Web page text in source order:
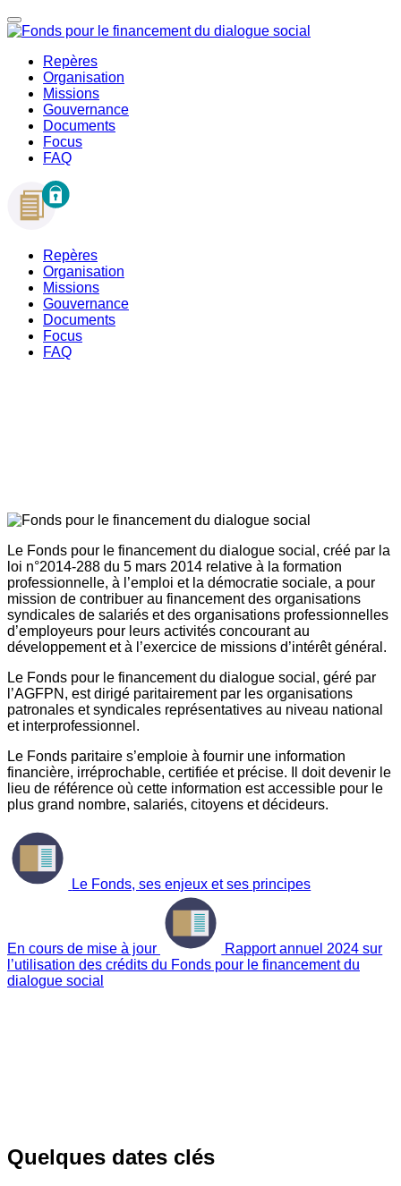
Repères
Organisation
Missions
Gouvernance
Documents
Focus
FAQ
Repères
Organisation
Missions
Gouvernance
Documents
Focus
FAQ
Le Fonds pour le financement du dialogue social, créé par la
loi n°2014-288 du 5 mars 2014 relative à la formation
professionnelle, à l’emploi et la démocratie sociale, a pour
mission de contribuer au financement des organisations
syndicales de salariés et des organisations professionnelles
d’employeurs pour leurs activités concourant au
développement et à l’exercice de missions d’intérêt général.
Le Fonds pour le financement du dialogue social, géré par
l’AGFPN, est dirigé paritairement par les organisations
patronales et syndicales représentatives au niveau national
et interprofessionnel.
Le Fonds paritaire s’emploie à fournir une information
financière, irréprochable, certifiée et précise. Il doit devenir le
lieu de référence où cette information est accessible pour le
plus grand nombre, salariés, citoyens et décideurs.
Le Fonds, ses enjeux et ses principes
En cours de mise à jour
Rapport annuel 2024 sur
l’utilisation des crédits du Fonds pour le financement du
dialogue social
Quelques dates clés